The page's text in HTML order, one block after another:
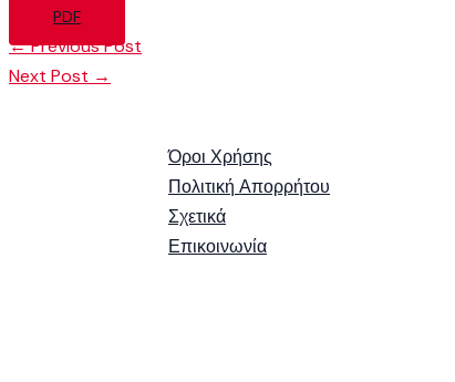
PDF
←Previous Post
Next Post →
Όροι Χρήσης
Πολιτική Απορρήτου
Σχετικά
Επικοινωνία